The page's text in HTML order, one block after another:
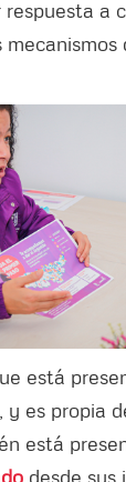
a
está
, y es propia
está
desde sus